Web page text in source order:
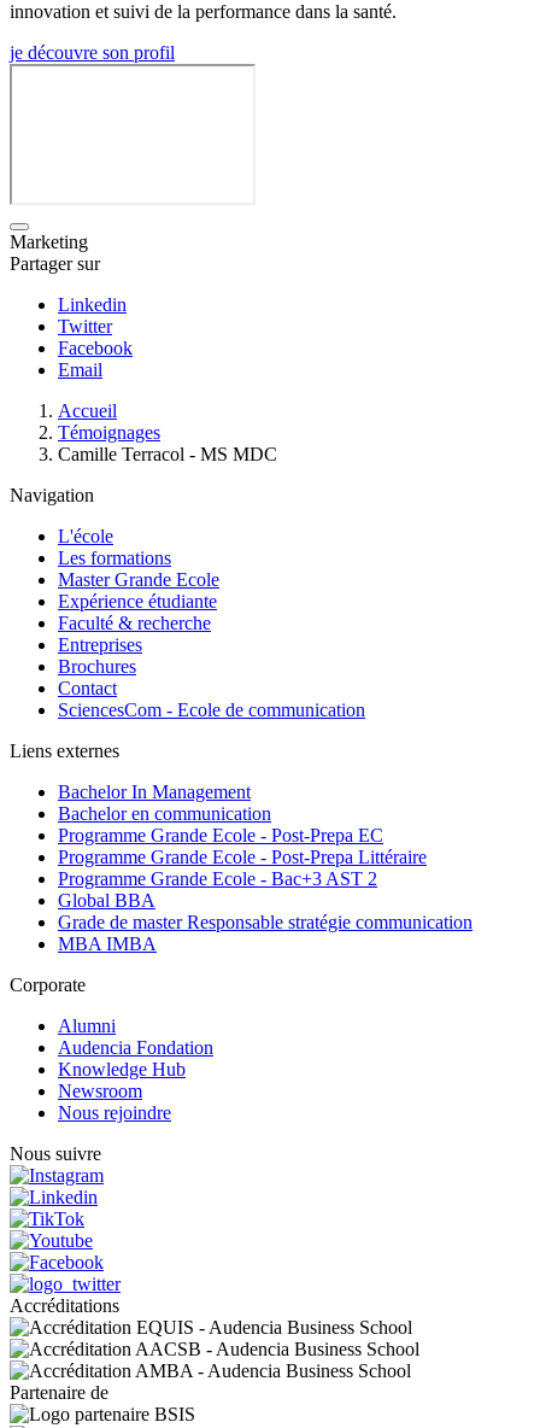
innovation et suivi de la performance dans la santé.
je découvre son profil
Marketing
Partager sur
Linkedin
Twitter
Facebook
Email
d'Ariane
Accueil
Témoignages
Camille Terracol - MS MDC
Navigation
L'école
Les formations
Master Grande Ecole
Expérience étudiante
Faculté & recherche
Entreprises
Brochures
Contact
SciencesCom - Ecole de communication
Liens externes
Bachelor In Management
Bachelor en communication
Programme Grande Ecole - Post-Prepa EC
Programme Grande Ecole - Post-Prepa Littéraire
Programme Grande Ecole - Bac+3 AST 2
Global BBA
Grade de master Responsable stratégie communication
MBA IMBA
Corporate
Alumni
Audencia Fondation
Knowledge Hub
Newsroom
Nous rejoindre
Nous suivre
Accréditations
Partenaire de